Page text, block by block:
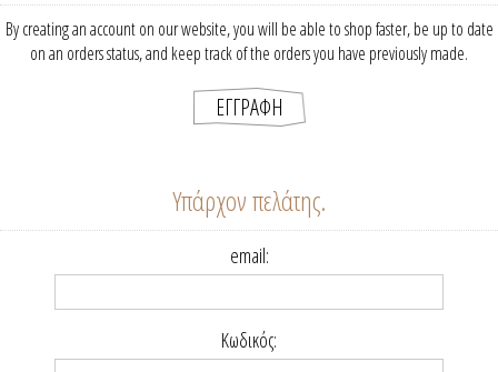
By creating an account on our website, you will be able to shop faster, be up to date
on an orders status, and keep track of the orders you have previously made.
Υπάρχον πελάτης.
email:
Κωδικός: